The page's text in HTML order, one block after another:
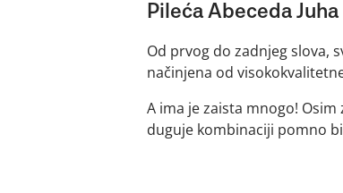
Pileća Abeceda Juha
Od prvog do zadnjeg slova,
načinjena od
A ima je zaista mnogo!
duguje kombinaciji pomno